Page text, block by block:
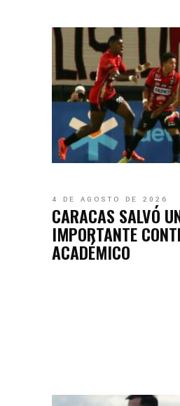
4 DE AGOSTO DE 2026
CARACAS SALVÓ
IMPORTANTE
ACADÉMICO